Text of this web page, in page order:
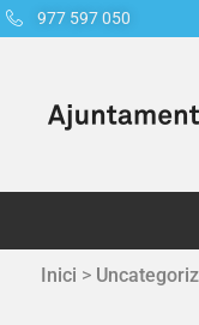
977 597 050
Inici >